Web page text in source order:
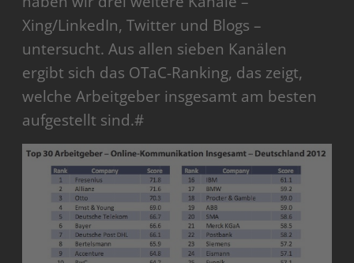
Xing/LinkedIn, Twitter und Blogs –
untersucht. Aus allen sieben Kanälen
ergibt sich das OTaC-Ranking, das zeigt,
welche Arbeitgeber insgesamt am besten
aufgestellt sind.#